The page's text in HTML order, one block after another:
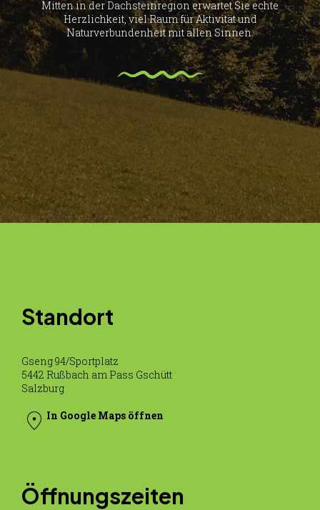
Unsere Anlagen
Kletterturm
Tickets-Kletterturm
Mein Konto
Mitten in der Dachsteinregion erwartet Sie echte
Herzlichkeit, viel Raum für Aktivität und
Naturverbundenheit mit allen Sinnen.
Standort
Gseng 94/Sportplatz
5442 Rußbach am Pass Gschütt
Salzburg
location_on In Google Maps öffnen
Öffnungszeiten